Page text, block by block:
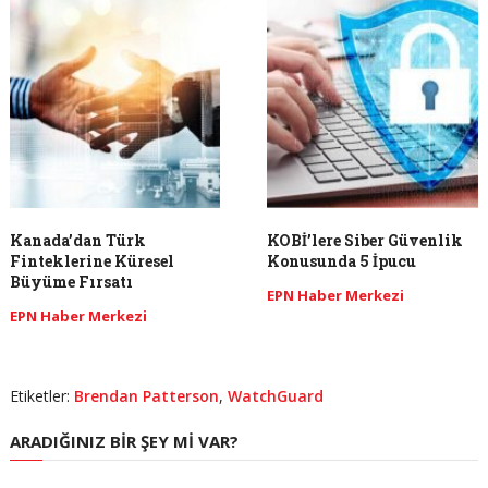
Kanada’dan Türk
Finteklerine Küresel
Büyüme Fırsatı
EPN Haber Merkezi
KOBİ’lere Siber Güvenlik
Konusunda 5 İpucu
EPN Haber Merkezi
Etiketler: Brendan Patterson, WatchGuard
ARADIĞINIZ BIR ŞEY MI VAR?